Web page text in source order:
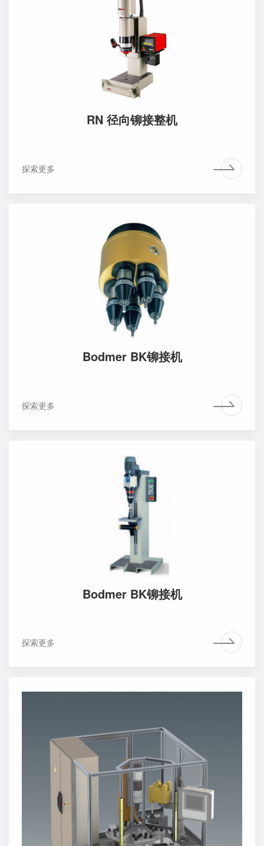
RN 径向铆接整机
探索更多
Bodmer BK铆接机
探索更多
Bodmer BK铆接机
探索更多